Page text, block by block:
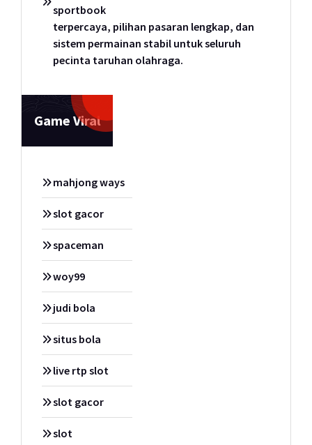
sportbook
terpercaya, pilihan pasaran lengkap, dan
sistem permainan stabil untuk seluruh
pecinta taruhan olahraga.
Game Viral
mahjong ways
slot gacor
spaceman
woy99
judi bola
situs bola
live rtp slot
slot gacor
slot